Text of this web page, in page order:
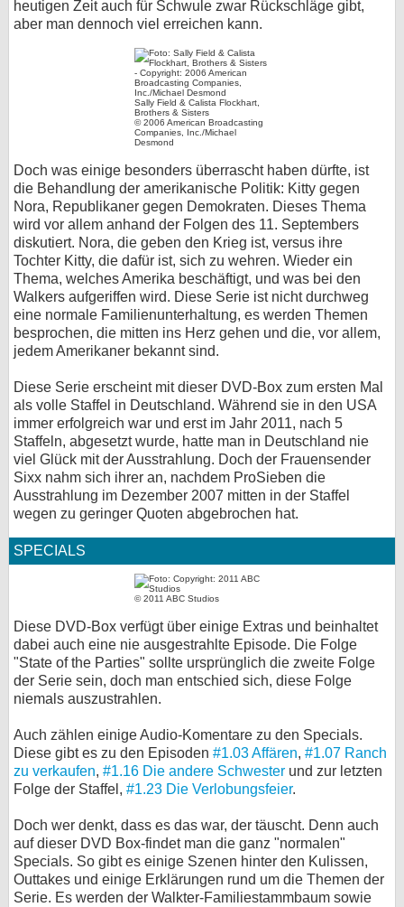
heutigen Zeit auch für Schwule zwar Rückschläge gibt,
aber man dennoch viel erreichen kann.
Sally Field & Calista Flockhart,
Brothers & Sisters
© 2006 American Broadcasting
Companies, Inc./Michael
Desmond
Doch was einige besonders überrascht haben dürfte, ist
die Behandlung der amerikanische Politik: Kitty gegen
Nora, Republikaner gegen Demokraten. Dieses Thema
wird vor allem anhand der Folgen des 11. Septembers
diskutiert. Nora, die geben den Krieg ist, versus ihre
Tochter Kitty, die dafür ist, sich zu wehren. Wieder ein
Thema, welches Amerika beschäftigt, und was bei den
Walkers aufgeriffen wird. Diese Serie ist nicht durchweg
eine normale Familienunterhaltung, es werden Themen
besprochen, die mitten ins Herz gehen und die, vor allem,
jedem Amerikaner bekannt sind.
Diese Serie erscheint mit dieser DVD-Box zum ersten Mal
als volle Staffel in Deutschland. Während sie in den USA
immer erfolgreich war und erst im Jahr 2011, nach 5
Staffeln, abgesetzt wurde, hatte man in Deutschland nie
viel Glück mit der Ausstrahlung. Doch der Frauensender
Sixx nahm sich ihrer an, nachdem ProSieben die
Ausstrahlung im Dezember 2007 mitten in der Staffel
wegen zu geringer Quoten abgebrochen hat.
SPECIALS
© 2011 ABC Studios
Diese DVD-Box verfügt über einige Extras und beinhaltet
dabei auch eine nie ausgestrahlte Episode. Die Folge
"State of the Parties" sollte ursprünglich die zweite Folge
der Serie sein, doch man entschied sich, diese Folge
niemals auszustrahlen.
Auch zählen einige Audio-Komentare zu den Specials.
Diese gibt es zu den Episoden #1.03 Affären, #1.07 Ranch
zu verkaufen, #1.16 Die andere Schwester und zur letzten
Folge der Staffel, #1.23 Die Verlobungsfeier.
Doch wer denkt, dass es das war, der täuscht. Denn auch
auf dieser DVD Box-findet man die ganz "normalen"
Specials. So gibt es einige Szenen hinter den Kulissen,
Outtakes und einige Erklärungen rund um die Themen der
Serie. Es werden der Walkter-Familiestammbaum sowie